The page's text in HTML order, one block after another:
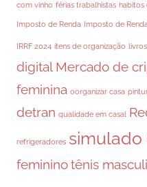
com vinho férias trabalhistas habitos
Imposto de Renda Imposto de
IRRF 2024 itens de organização
digital Mercado de
feminina oorganizar casa
detran qualidade em casal
refrigeradores simulado
femininotênis